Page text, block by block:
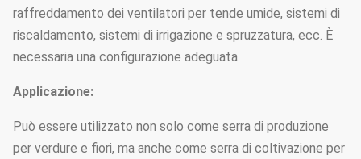
raffreddamento dei ventilatori per tende umide, sistemi di
riscaldamento, sistemi di irrigazione e spruzzatura, ecc. È
necessaria una configurazione adeguata.
Applicazione:
Può essere utilizzato non solo come serra di produzione
per verdure e fiori, ma anche come serra di coltivazione per